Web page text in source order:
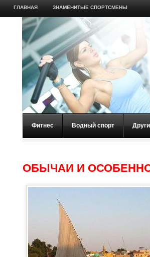
ГЛАВНАЯ ЗНАМЕНИТЫЕ СПОРТСМЕНЫ
Фитнес Водный спорт
ОБЫЧАИ И